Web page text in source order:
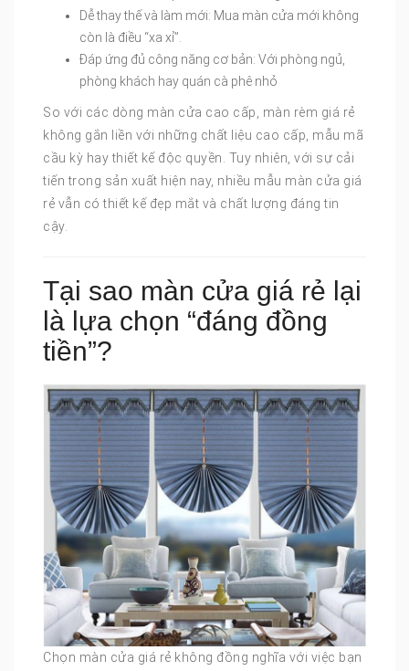
Dễ thay thế và làm mới: Mua màn cửa mới không
còn là điều “xa xỉ”.
Đáp ứng đủ công năng cơ bản: Với phòng ngủ,
phòng khách hay quán cà phê nhỏ
So với các dòng màn cửa cao cấp, màn rèm giá rẻ
không gắn liền với những chất liệu cao cấp, mẫu mã
cầu kỳ hay thiết kế độc quyền. Tuy nhiên, với sự cải
tiến trong sản xuất hiện nay, nhiều mẫu màn cửa giá
rẻ vẫn có thiết kế đẹp mắt và chất lượng đáng tin
cậy.
Tại sao màn cửa giá rẻ lại
là lựa chọn “đáng đồng
tiền”?
Chọn màn cửa giá rẻ không đồng nghĩa với việc bạn